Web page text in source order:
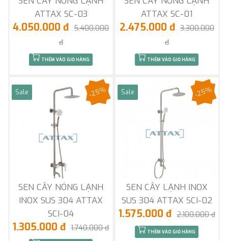
ATTAX SC-03
4.050.000 đ 5.400.000
đ
THÊM VÀO GIỎ HÀNG
ATTAX SC-01
2.475.000 đ 3.300.000
đ
THÊM VÀO GIỎ HÀNG
Sale
SEN CÂY NÓNG LẠNH
INOX SUS 304 ATTAX
SCI-04
-25%
1.305.000 đ 1.740.000 đ
Sale
SEN CÂY LẠNH INOX
SUS 304 ATTAX SCI-02
-25%
1.575.000 đ 2.100.000 đ
THÊM VÀO GIỎ HÀNG